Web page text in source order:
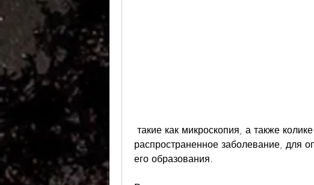
распространенное заболевание, для
его образования.